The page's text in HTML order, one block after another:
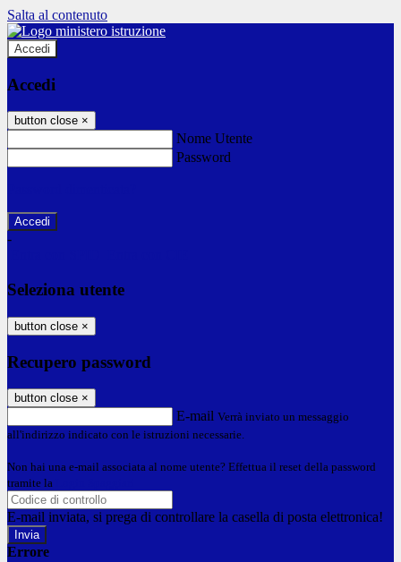
Salta al contenuto
Accedi
Accedi
button close ×
Nome Utente
Password
-
Seleziona utente
button close ×
Recupero password
button close ×
E-mail Verrà inviato un messaggio
all'indirizzo indicato con le istruzioni necessarie.
Non hai una e-mail associata al nome utente? Effettua il reset della password
tramite la
E-mail inviata, si prega di controllare la casella di posta elettronica!
Errore